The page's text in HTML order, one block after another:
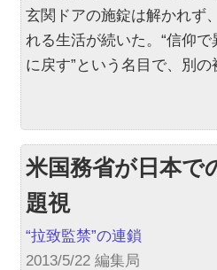
玄関ドアの施錠は解かれず
れる生活が続いた。“信仰
に戻す”という名目で、別
米国務省が日本で
題視
“拉致監禁”の連鎖
2013/5/22 編集局